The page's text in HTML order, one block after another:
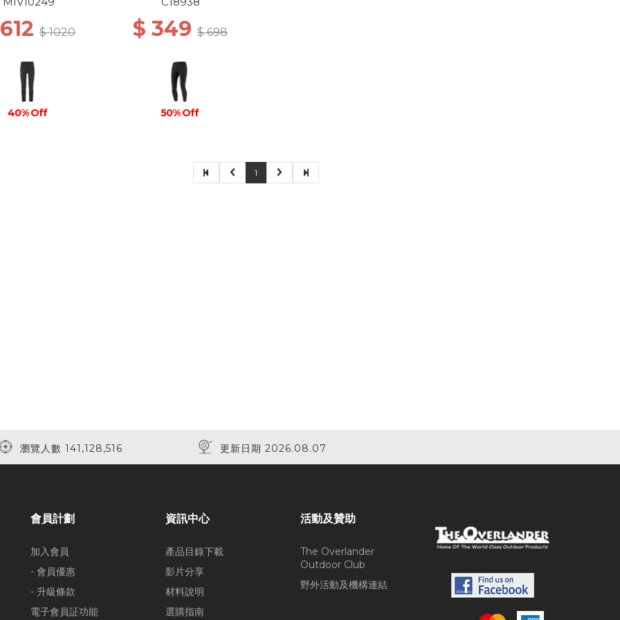
$ 1020
40% Off
$ 349$ 698
50% Off
1
瀏覽人數 141,128,516 更新日期 2026.08.07
會員計劃
加入會員
- 會員優惠
- 升級條款
電子會員証功能
資訊中心
產品目錄下載
影片分享
材料說明
選購指南
活動及贊助
The Overlander
Outdoor Club
野外活動及機構連結